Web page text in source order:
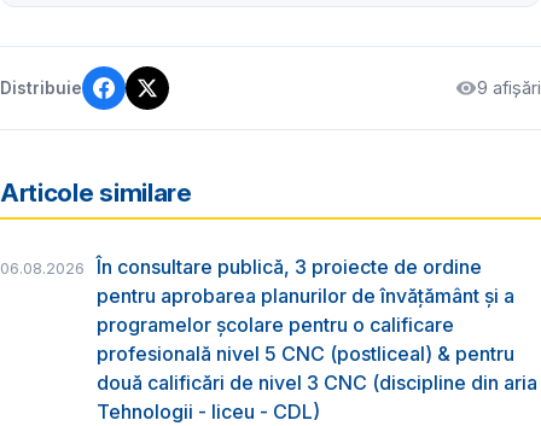
Distribuie 9 afișări
Articole similare
06.08.2026
În consultare publică, 3 proiecte de ordine
pentru aprobarea planurilor de învățământ și a
programelor școlare pentru o calificare
profesională nivel 5 CNC (postliceal) & pentru
două calificări de nivel 3 CNC (discipline din aria
Tehnologii - liceu - CDL)